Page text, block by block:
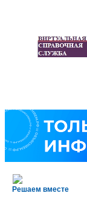
Решаем вместе